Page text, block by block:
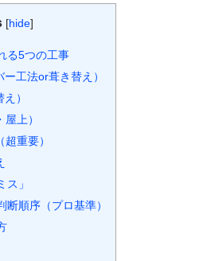
[hide]
る5つの工事
工法or葺き替え）
）
上）
重要）
」
順序（プロ基準）